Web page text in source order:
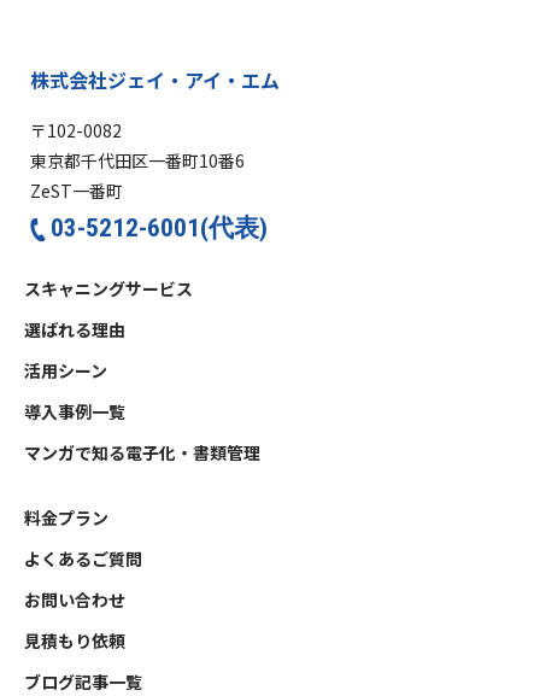
株式会社ジェイ・アイ・エム
〒102-0082
東京都千代田区一番町10番6
ZeST一番町
03-5212-6001(代表)
スキャニングサービス
選ばれる理由
活用シーン
導入事例一覧
マンガで知る電子化・書類管理
料金プラン
よくあるご質問
お問い合わせ
見積もり依頼
ブログ記事一覧